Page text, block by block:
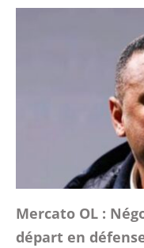
Mercato OL :
départ en